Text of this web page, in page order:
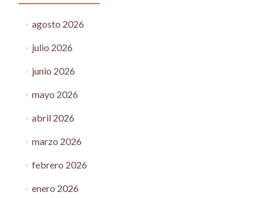
agosto 2026
julio 2026
junio 2026
mayo 2026
abril 2026
marzo 2026
febrero 2026
enero 2026